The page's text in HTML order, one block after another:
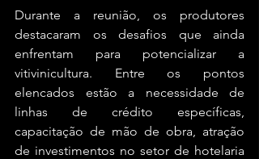
Durante a reunião, os produtores
destacaram os desafios que ainda
enfrentam para potencializar a
vitivinicultura. Entre os pontos
elencados estão a necessidade de
linhas de crédito específicas,
capacitação de mão de obra, atração
de investimentos no setor de hotelaria